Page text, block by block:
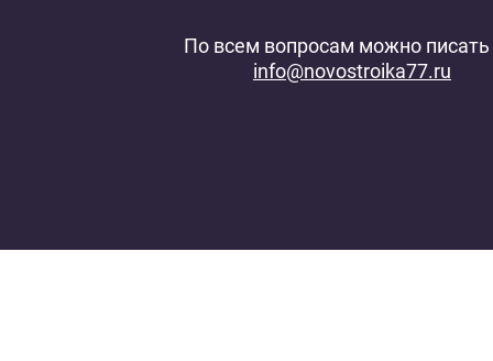
По всем вопросам можно писать
info@novostroika77.ru